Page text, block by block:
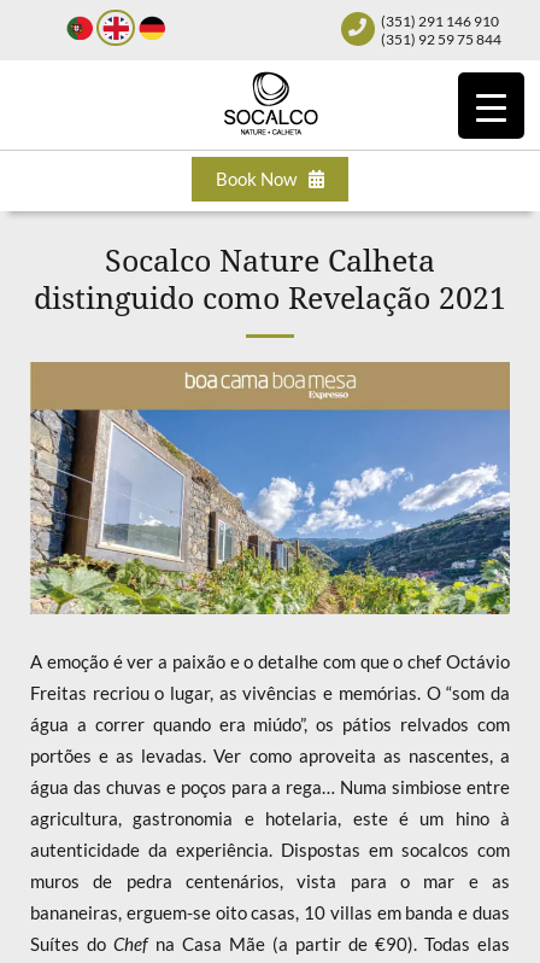
(351) 291 146 910
(351) 92 59 75 844
Book Now
Socalco Nature Calheta
distinguido como Revelação 2021
A emoção é ver a paixão e o detalhe com que o chef Octávio
Freitas recriou o lugar, as vivências e memórias. O “som da
água a correr quando era miúdo”, os pátios relvados com
portões e as levadas. Ver como aproveita as nascentes, a
água das chuvas e poços para a rega… Numa simbiose entre
agricultura, gastronomia e hotelaria, este é um hino à
autenticidade da experiência. Dispostas em socalcos com
muros de pedra centenários, vista para o mar e as
bananeiras, erguem-se oito casas, 10 villas em banda e duas
Suítes do Chefna Casa Mãe (a partir de €90). Todas elas